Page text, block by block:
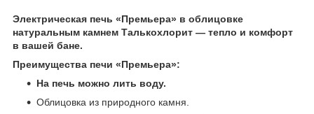
Электрическая печь «Премьера» в облицовке
натуральным камнем Талькохлорит — тепло и комфорт
в вашей бане.
Преимущества печи «Премьера»:
На печь можно лить воду.
Облицовка из природного камня.